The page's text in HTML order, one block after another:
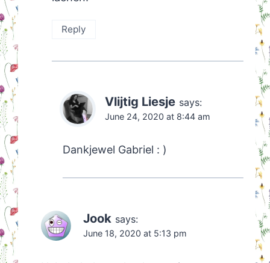
Reply
Vlijtig Liesje says:
June 24, 2020 at 8:44 am
Dankjewel Gabriel : )
Jook says:
June 18, 2020 at 5:13 pm